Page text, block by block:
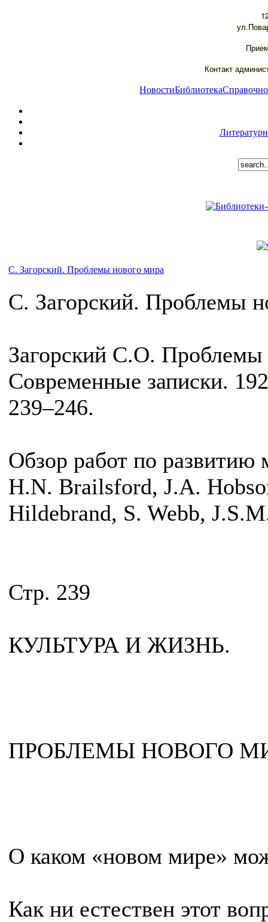
Контакт
НовостиБиблиотека
С. Загорский. Проблемы нового мира
С. Загорский. Проблемы
Загорский С.О. Проблемы
Современные записки.
239–246.
Обзор работ по
H.N. Brailsford, J.A.
Hildebrand, S. Webb,
Стр. 239
КУЛЬТУРА И ЖИЗНЬ.
ПРОБЛЕМЫ НОВОГО
О каком «новом мире»
Как ни естествен этот